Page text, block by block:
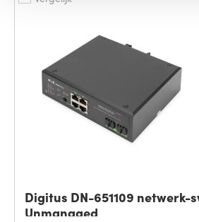
Digitus DN-651109 netwerk-
Unmanaged